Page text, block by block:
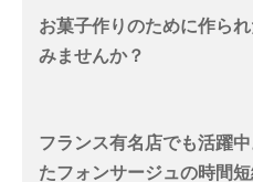
お菓子作りのために作ら
みませんか？
フランス有名店でも活躍
たフォンサージュの時間